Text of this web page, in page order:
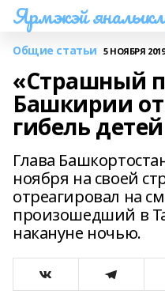
Ярмэкэй
Общие статьи 5 НОЯБРЯ
«Страшный
Башкирии
гибель
Глава
ноября на своей
отреагировал на
произошедший в
накануне ночью.